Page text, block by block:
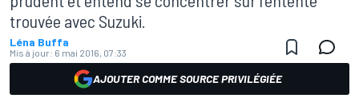
trouvée avec Suzuki.
Léna Buffa
Mis à jour: 6 mai 2016, 07:33
AJOUTER COMME SOURCE PRIVILÉGIÉE